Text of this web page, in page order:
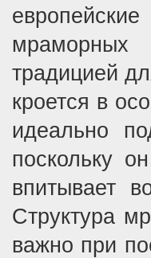
традицией
кроется в
идеально
поскольку
впитывает
Структура
важно при